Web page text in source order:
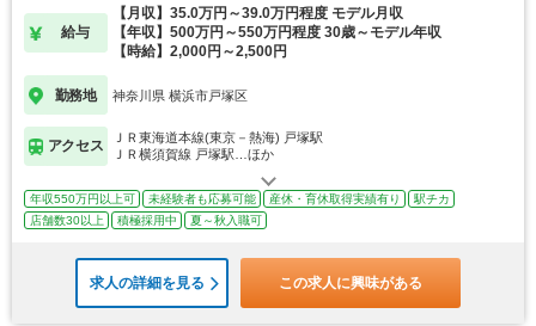
給与
【月収】35.0万円～39.0万円程度 モデル月収
【年収】500万円～550万円程度 30歳～モデル年収
【時給】2,000円～2,500円
勤務地 神奈川県 横浜市戸塚区
アクセス
ＪＲ東海道本線(東京－熱海) 戸塚駅
ＪＲ横須賀線 戸塚駅…ほか
年収550万円以上可 未経験者も応募可能 産休・育休取得実績有り
駅チカ
店舗数30以上
積極採用中 夏～秋入職可
求人の詳細を見る この求人に興味がある